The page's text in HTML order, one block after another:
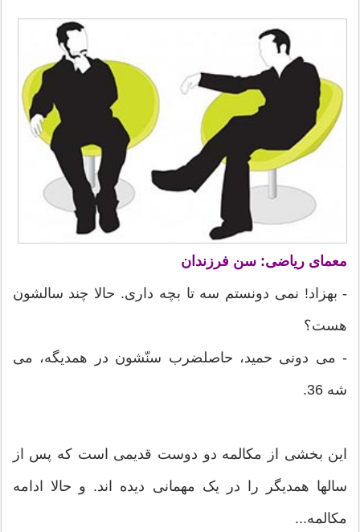
معمای ریاضی: سن فرزندان
- بهزاد! نمی دونستم سه تا بچه داری. حالا چند سالشون
هست؟
- می دونی حمید، حاصلضرب سنّشون در همدیگه، می
شه 36.
این بخشی از مکالمه دو دوست قدیمی است که پس از
سالها همدیگر را در یک مهمانی دیده اند. و حالا ادامه
مکالمه...